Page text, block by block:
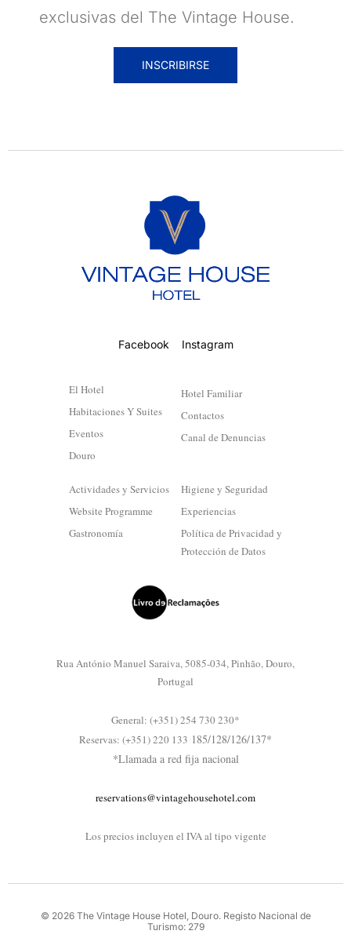
exclusivas del The Vintage House.
INSCRIBIRSE
Facebook Instagram
El Hotel
Habitaciones Y Suites
Eventos
Douro
Hotel Familiar
Contactos
Canal de Denuncias
Actividades y Servicios
Website Programme
Gastronomía
Higiene y Seguridad
Experiencias
Política de Privacidad y
Protección de Datos
Rua António Manuel Saraiva, 5085-034, Pinhão, Douro,
Portugal
General: (+351) 254 730 230*
Reservas: (+351) 220 133 185/128/126/137*
*Llamada a red fija nacional
reservations@vintagehousehotel.com
Los precios incluyen el IVA al tipo vigente
© 2026 The Vintage House Hotel, Douro. Registo Nacional de
Turismo: 279